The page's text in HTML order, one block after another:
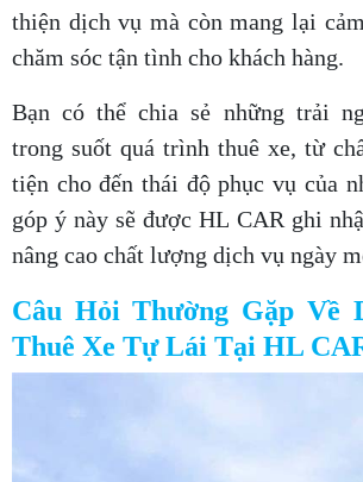
thiện dịch vụ mà còn mang lại
chăm sóc tận tình cho khách hàng.
Bạn có thể chia sẻ những trải
trong suốt quá trình thuê xe, từ
tiện cho đến thái độ phục vụ của
góp ý này sẽ được HL CAR ghi
nâng cao chất lượng dịch vụ ngày
Câu Hỏi Thường Gặp Về
Thuê Xe Tự Lái Tại HL